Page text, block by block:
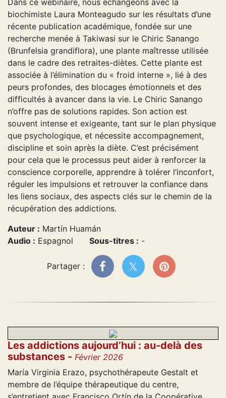
biochimiste Laura Monteagudo sur les résultats d’une
récente publication académique, fondée sur une
recherche menée à Takiwasi sur le Chiric Sanango
(Brunfelsia grandiflora), une plante maîtresse utilisée
dans le cadre des retraites-diètes. Cette plante est
associée à l’élimination du « froid interne », lié à des
peurs profondes, des blocages émotionnels et des
difficultés à avancer dans la vie. Le Chiric Sanango
n’offre pas de solutions rapides. Son action est
souvent intense et exigeante, tant sur le plan physique
que psychologique, et nécessite accompagnement,
discipline et soin après la diète. C’est précisément
pour cela que le processus peut aider à renforcer la
conscience corporelle, apprendre à tolérer l’inconfort,
réguler les impulsions et retrouver la confiance dans
les liens sociaux, des aspects clés sur le chemin de la
récupération des addictions.
Auteur : Martín Huamán
Audio : Espagnol Sous-titres : -
Partager :
Les addictions aujourd’hui : au-delà des
substances - Février 2026
María Virginia Erazo, psychothérapeute Gestalt et
membre de l’équipe thérapeutique du centre,